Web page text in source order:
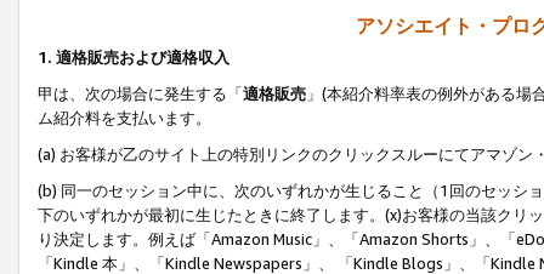
アソシエイト・プロ
1. 適格販売および適格収入
甲は、次の場合に発生する「適格販売 」(本紹介料率表の例外がある
ム紹介料を支払います。
(a) お客様が乙のサイト上の特別リンクのクリックスルーにてアマゾン
(b) 同一のセッション中に、次のいずれかが生じること（1回のセッシ
下のいずれかが最初に生じたときに終了します。(x)お客様の当該ク
り決定します。例えば「Amazon Music」、「Amazon Shorts」、「
「Kindle 本」、「Kindle Newspapers」、 「Kindle Blogs」、「